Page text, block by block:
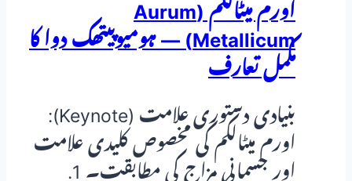
اورم میٹالکم (Aurum
Metallicum) — ہومیوپیتھک دوا کا
مکمل تعارف
بنیادی دستوری علامت (Keynote):
اورم میٹالکم کی مخصوص کلیدی علامت
اور جسمانی مزاج کی مطابقت۔ 1.